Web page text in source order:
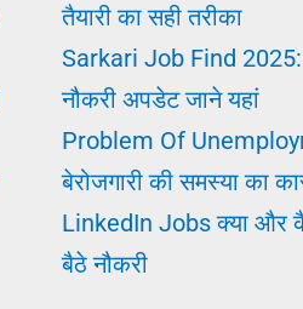
तैयारी का सही तरीका
Sarkari Job Find 2025:
नौकरी अपडेट जाने यहां
Problem Of
बेरोजगारी की समस्या का
LinkedIn Jobs क्या और
बैठे नौकरी